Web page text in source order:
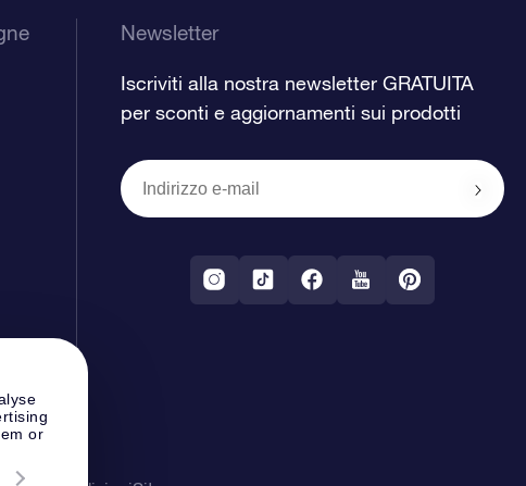
or
Newsletter
Iscriviti alla nostra newsletter GRATUITA
per sconti e aggiornamenti sui prodotti